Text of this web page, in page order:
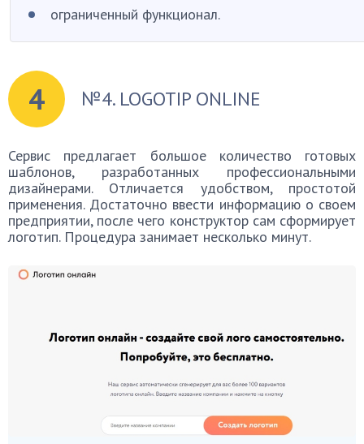
ограниченный функционал.
4 №4. LOGOTIP ONLINE
Сервис предлагает большое количество готовых
шаблонов, разработанных профессиональными
дизайнерами. Отличается удобством, простотой
применения. Достаточно ввести информацию о своем
предприятии, после чего конструктор сам сформирует
логотип. Процедура занимает несколько минут.